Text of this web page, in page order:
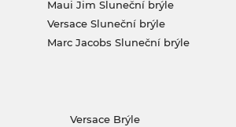
Maui Jim Sluneční brýle
Versace Sluneční brýle
Marc Jacobs Sluneční brýle
Versace Brýle